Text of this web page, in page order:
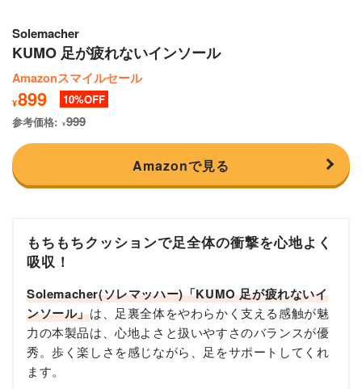
Solemacher
KUMO 足が疲れないインソール
Amazonスマイルセール
¥899
10
参考価格:
¥999
Amazonで見る
もちもちクッションで足全体の衝撃を心地よく
吸収！
Solemacher(ソレマッハー)「KUMO 足が疲れないイ
ンソール」は、足裏全体をやわらかく支える感触が魅
力の本製品は、心地よさと扱いやすさのバランスが優
秀。歩く楽しさを感じながら、足をサポートしてくれ
ます。